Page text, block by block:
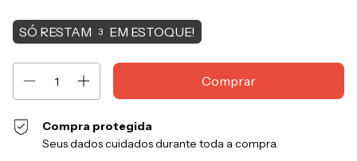
SÓ RESTAM 3 EM ESTOQUE!
Compra protegida
Seus dados cuidados durante toda a compra.